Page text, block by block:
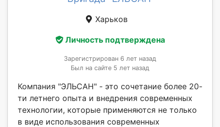
Харьков
Личность подтверждена
Зарегистрирован 6 лет назад
Был на сайте 5 лет назад
Компания "ЭЛЬСАН" - это сочетание более 20-
ти летнего опыта и внедрения современных
технологии, которые применяются не только
в виде использования современных